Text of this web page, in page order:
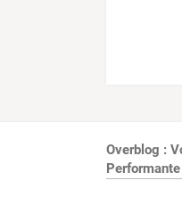
Overblog :
Performante